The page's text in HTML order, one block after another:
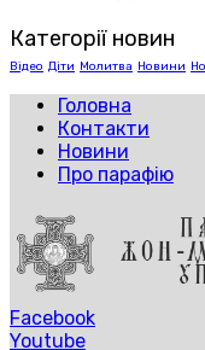
Категорії новин
Відео Діти Молитва Новини
Головна
Контакти
Новини
Про парафію
Facebook
Youtube